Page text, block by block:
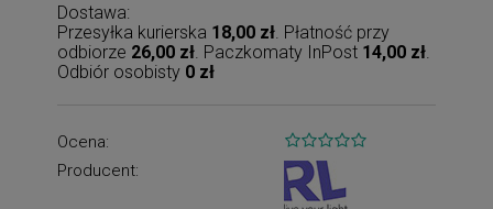
Dostawa:
Przesyłka kurierska 18,00 zł . Płatność przy
odbiorze 26,00 zł . Paczkomaty InPost 14,00 zł
Odbiór osobisty 0 zł
Ocena:
Producent: